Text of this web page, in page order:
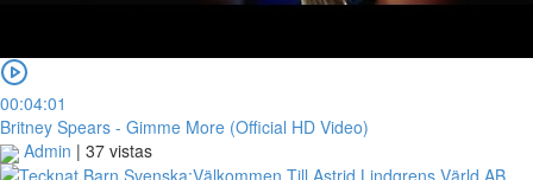
00:04:01
Britney Spears - Gimme More (Official HD Video)
Admin | 37 vistas